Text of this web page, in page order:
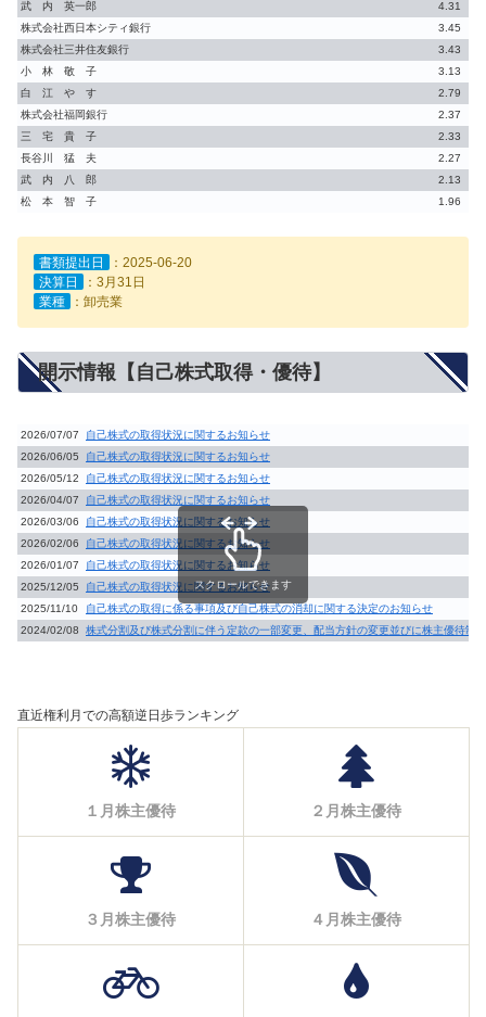
武 内 英一郎
4.31
株式会社西日本シティ銀行
3.45
株式会社三井住友銀行
3.43
小 林 敬 子
3.13
白 江 や す
2.79
株式会社福岡銀行
2.37
三 宅 貴 子
2.33
長谷川 猛 夫
2.27
武 内 八 郎
2.13
松 本 智 子
1.96
書類提出日
：2025-06-20
決算日
：3月31日
業種
：卸売業
開示情報【自己株式取得・優待】
2026/07/07
自己株式の取得状況に関するお知らせ
2026/06/05
自己株式の取得状況に関するお知らせ
2026/05/12
自己株式の取得状況に関するお知らせ
2026/04/07
自己株式の取得状況に関するお知らせ
2026/03/06
自己株式の取得状況に関するお知らせ
2026/02/06
自己株式の取得状況に関するお知らせ
2026/01/07
自己株式の取得状況に関するお知らせ
2025/12/05
自己株式の取得状況に関するお知らせ
2025/11/10
自己株式の取得に係る事項及び自己株式の消却に関する決定のお知らせ
2024/02/08
株式分割及び株式分割に伴う定款の一部変更、配当方針の変更並びに株主優待制
スクロールできます
直近権利月での高額逆日歩ランキング
１月株主優待 ２月株主優待
３月株主優待 ４月株主優待